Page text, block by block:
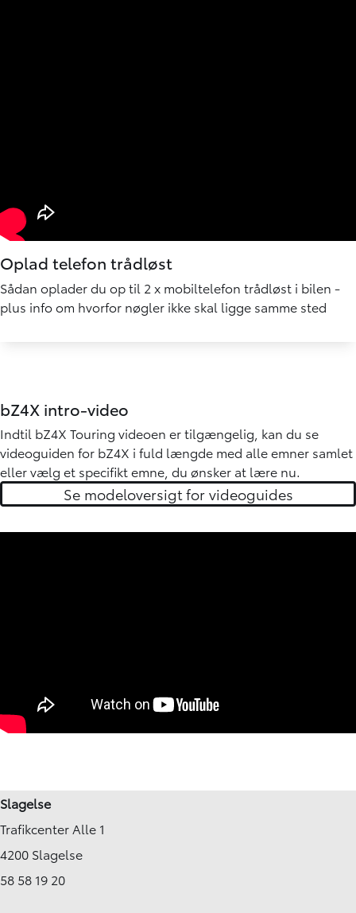
Oplad telefon trådløst
Sådan oplader du op til 2 x mobiltelefon trådløst i bilen -
plus info om hvorfor nøgler ikke skal ligge samme sted
bZ4X intro-video
Indtil bZ4X Touring videoen er tilgængelig, kan du se
videoguiden for bZ4X i fuld længde med alle emner samlet
ellervælg et specifikt emne , du ønsker at lære nu.
Se modeloversigt for videoguides
Slagelse
Trafikcenter Alle 1
4200 Slagelse
58 58 19 20